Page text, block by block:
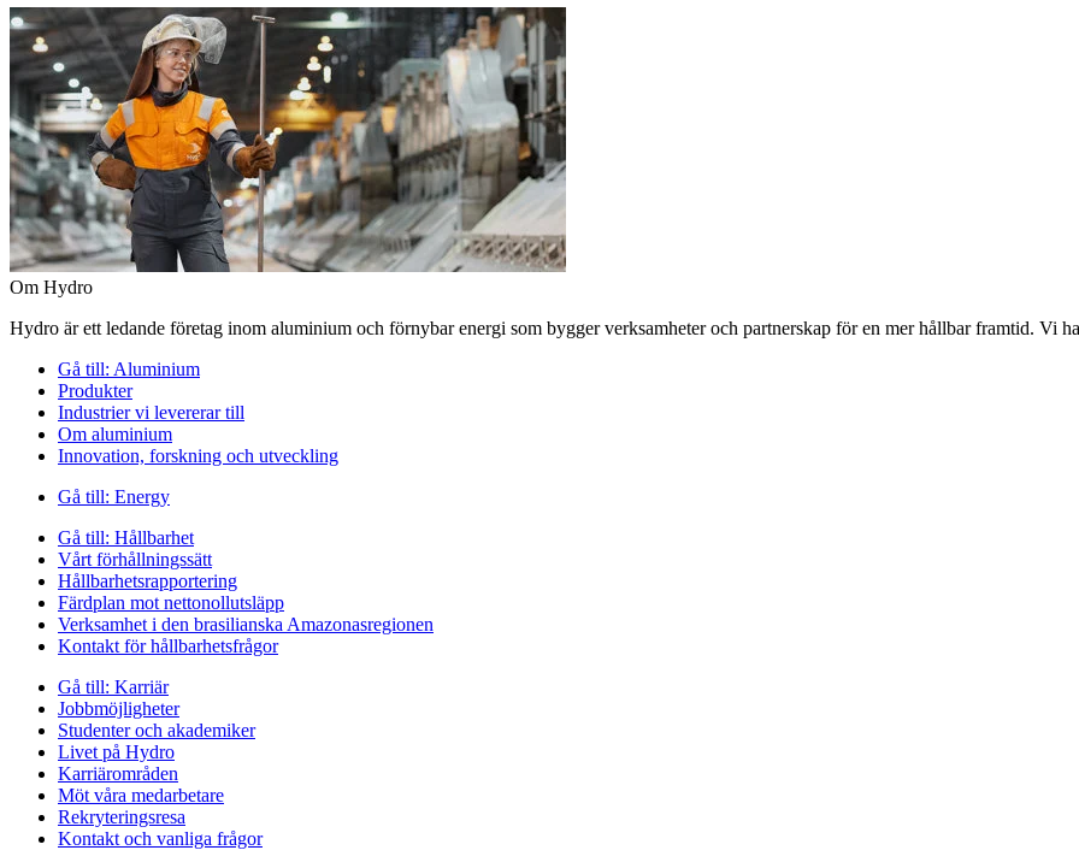
Om Hydro
Hydro är ett ledande företag inom aluminium och förnybar energi som bygger verksamheter och partnerskap för en mer hållbar framtid. Vi
Gå till: Aluminium
Produkter
Industrier vi levererar till
Om aluminium
Innovation, forskning och utveckling
Gå till: Energy
Gå till: Hållbarhet
Vårt förhållningssätt
Hållbarhetsrapportering
Färdplan mot nettonollutsläpp
Verksamhet i den brasilianska Amazonasregionen
Kontakt för hållbarhetsfrågor
Gå till: Karriär
Jobbmöjligheter
Studenter och akademiker
Livet på Hydro
Karriärområden
Möt våra medarbetare
Rekryteringsresa
Kontakt och vanliga frågor